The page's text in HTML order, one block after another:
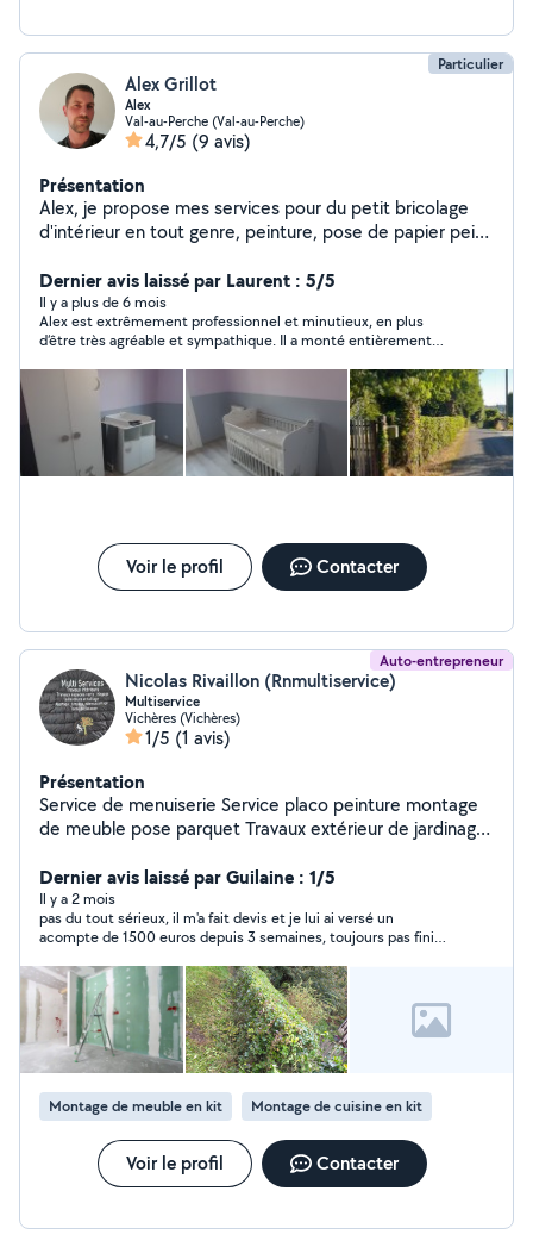
Particulier
Alex Grillot
Alex
Val-au-Perche (Val-au-Perche)
4,7/5 (9 avis)
Présentation
Alex, je propose mes services pour du petit bricolage
d'intérieur en tout genre, peinture, pose de papier peint
Dernier avis laissé par Laurent : 5/5
Il y a plus de 6 mois
Alex est extrêmement professionnel et minutieux, en plus
d‘être très agréable et sympathique. Il a monté entièrement
recommande fortement et referai sans aucun doute appel à lui.
Voir le profil Contacter
Auto-entrepreneur
Nicolas Rivaillon (Rnmultiservice)
Multiservice
Vichères (Vichères)
1/5 (1 avis)
Présentation
Service de menuiserie Service placo peinture montage
de meuble pose parquet Travaux extérieur de jardinage
ect
Dernier avis laissé par Guilaine : 1/5
Il y a 2 mois
pas du tout sérieux, il m'a fait devis et je lui ai versé un
acompte de 1500 euros depuis 3 semaines, toujours pas fini
rapidement
Montage de meuble en kit Montage de cuisine en kit
Voir le profil Contacter